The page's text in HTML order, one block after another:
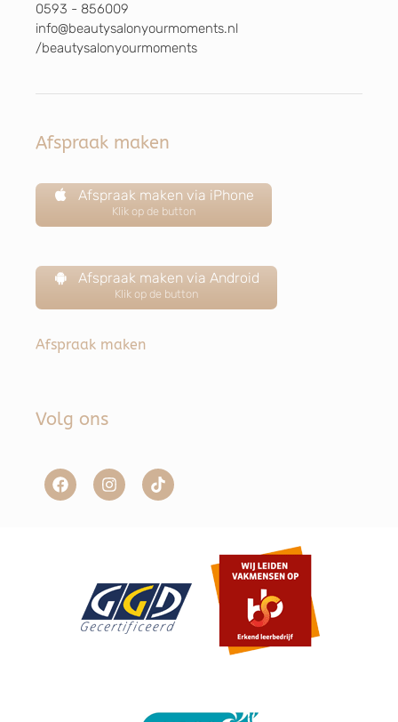
0593 - 856009
info@beautysalonyourmoments.nl
/beautysalonyourmoments
Afspraak maken
Afspraak maken via iPhone
Klik op de button
Afspraak maken via Android
Klik op de button
Afspraak maken
Volg ons